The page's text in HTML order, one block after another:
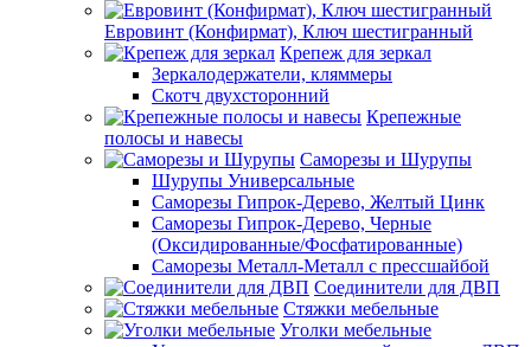
Евровинт (Конфирмат), Ключ шестигранный
Крепеж для зеркал
Зеркалодержатели, кляммеры
Скотч двухсторонний
Крепежные
полосы и навесы
Саморезы и Шурупы
Шурупы Универсальные
Саморезы Гипрок-Дерево, Желтый Цинк
Саморезы Гипрок-Дерево, Черные
(Оксидированные/Фосфатированные)
Саморезы Металл-Металл с прессшайбой
Соединители для ДВП
Стяжки мебельные
Уголки мебельные